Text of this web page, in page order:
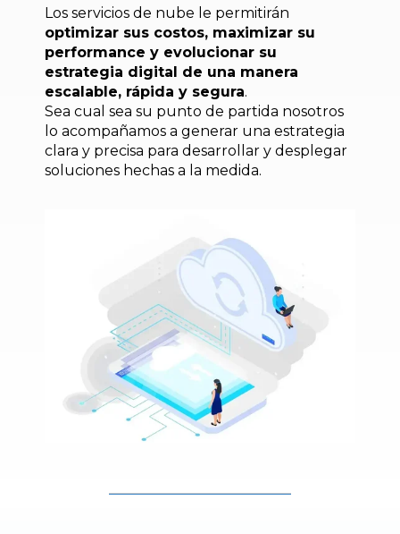
Los servicios de nube le permitirán
optimizar sus costos, maximizar su
performance y evolucionar su
estrategia digital de una manera
escalable, rápida y segura.
Sea cual sea su punto de partida nosotros
lo acompañamos a generar una estrategia
clara y precisa para desarrollar y desplegar
soluciones hechas a la medida.